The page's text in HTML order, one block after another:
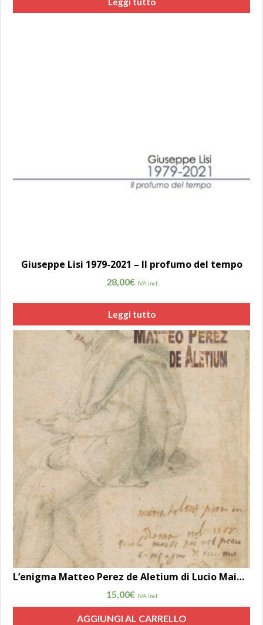
Giuseppe Lisi 1979-2021 – Il profumo del tempo
28,00€ IVA incl.
Leggi tutto
L’enigma Matteo Perez de Aletium di Lucio Maiorano
15,00€ IVA incl.
AGGIUNGI AL CARRELLO